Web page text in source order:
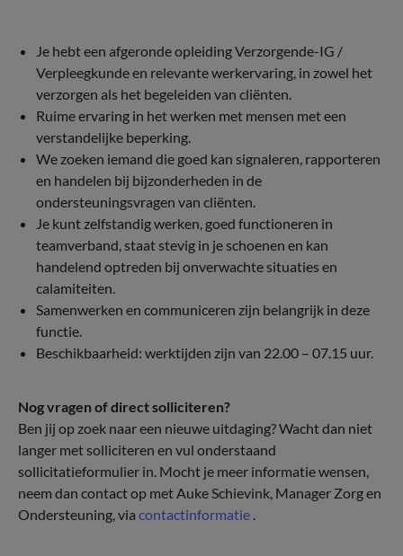
Je hebt een afgeronde opleiding Verzorgende-IG /
Verpleegkunde en relevante werkervaring, in zowel het
verzorgen als het begeleiden van cliënten.
Ruime ervaring in het werken met mensen met een
verstandelijke beperking.
We zoeken iemand die goed kan signaleren, rapporteren
en handelen bij bijzonderheden in de
ondersteuningsvragen van cliënten.
Je kunt zelfstandig werken, goed functioneren in
teamverband, staat stevig in je schoenen en kan
handelend optreden bij onverwachte situaties en
calamiteiten.
Samenwerken en communiceren zijn belangrijk in deze
functie.
Beschikbaarheid: werktijden zijn van 22.00 – 07.15 uur.
Nog vragen of direct solliciteren?
Ben jij op zoek naar een nieuwe uitdaging? Wacht dan niet
langer met solliciteren en vul onderstaand
sollicitatieformulier in. Mocht je meer informatie wensen,
neem dan contact op met Auke Schievink, Manager Zorg en
Ondersteuning, via contactinformatie .